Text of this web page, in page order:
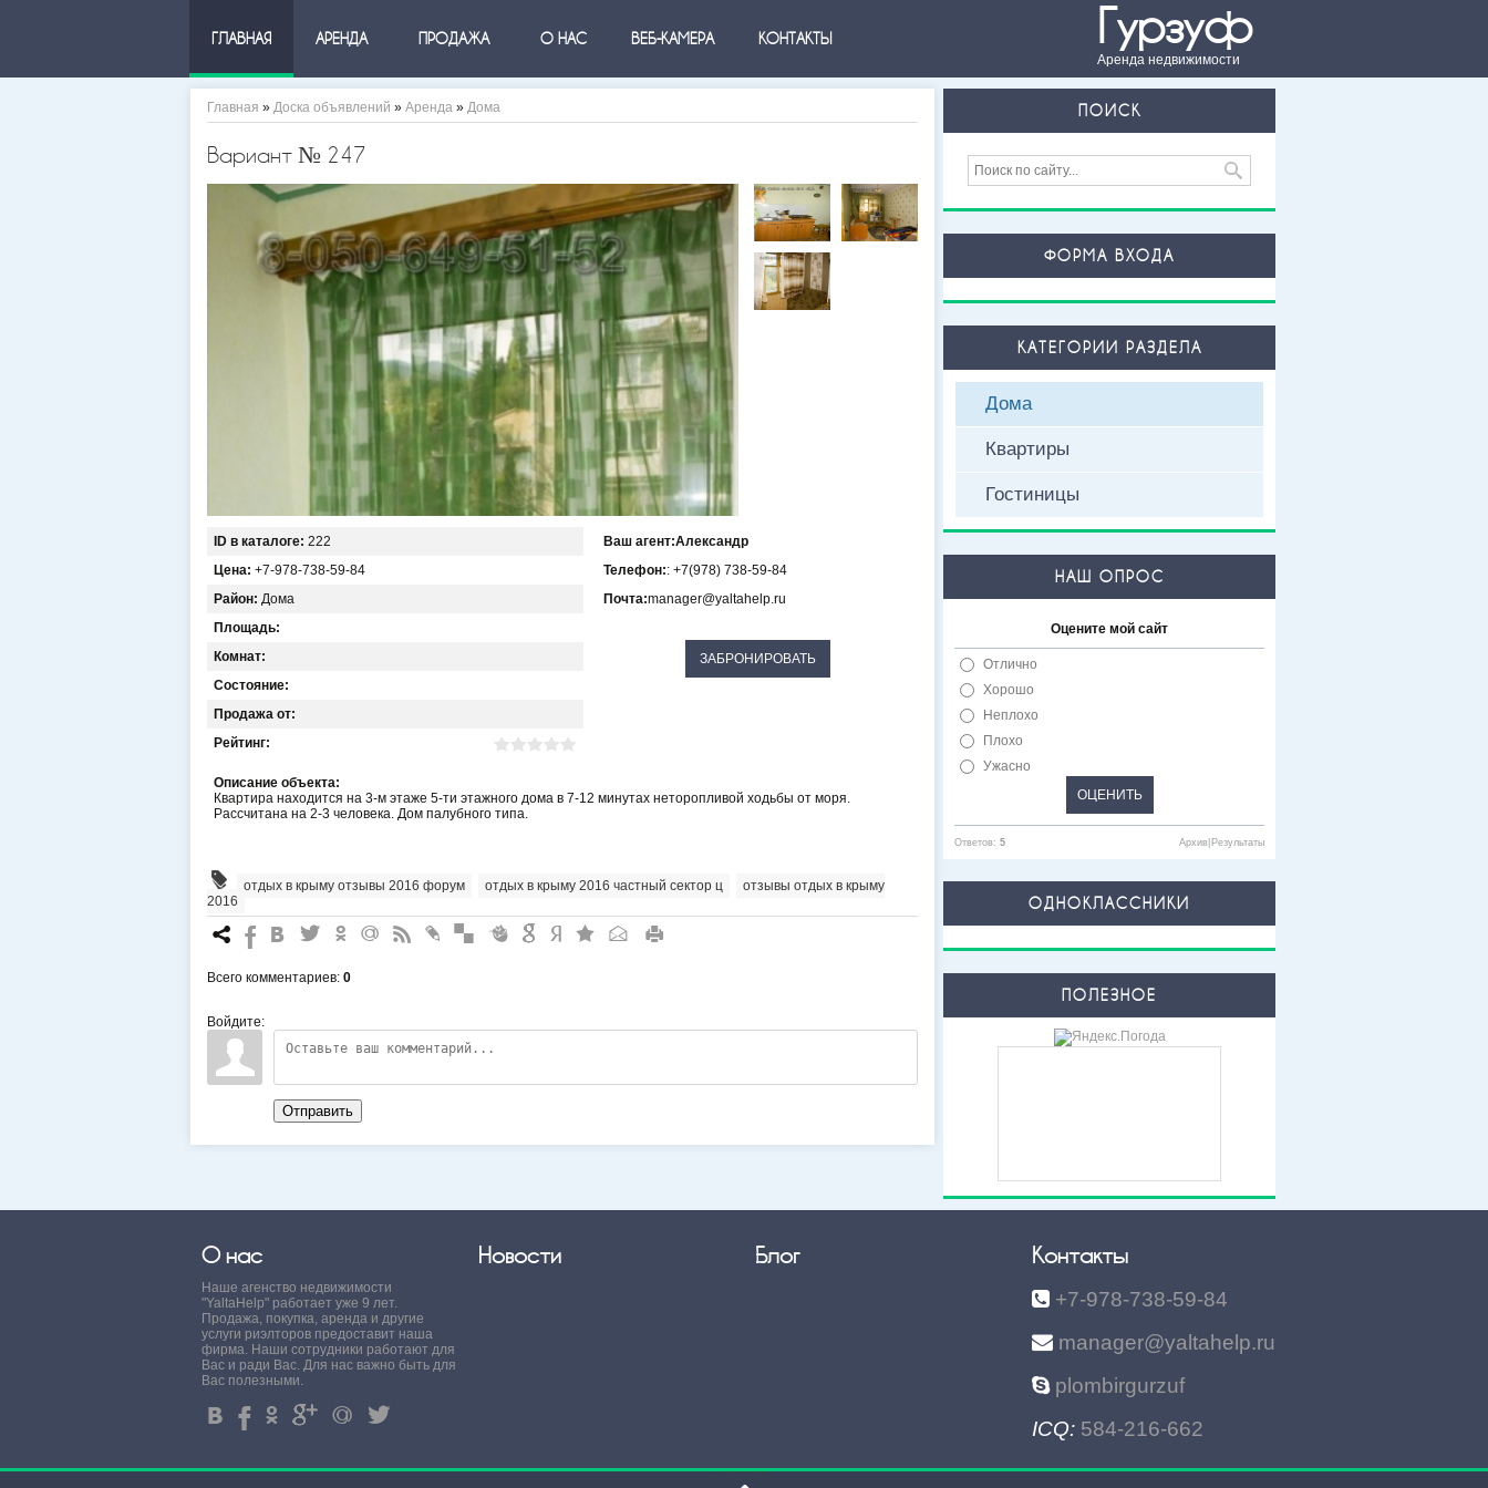
ГЛАВНАЯ АРЕНДА ПРОДАЖА О НАС ВЕБ-КАМЕРА КОНТАКТЫ Гурзуф
Аренда недвижимости
Главная » Доска объявлений » Аренда » Дома
Вариант № 247
ID в каталоге: 222
Цена: +7-978-738-59-84
Район: Дома
Площадь:
Комнат:
Состояние:
Продажа от:
Рейтинг:
Ваш агент:Александр
Телефон:: +7(978) 738-59-84
Почта:manager@yaltahelp.ru
Описание объекта:
Квартира находится на 3-м этаже 5-ти этажного дома в 7-12 минутах неторопливой ходьбы от моря.
Рассчитана на 2-3 человека. Дом палубного типа.
отдых в крыму отзывы 2016 форум отдых в крыму 2016 частный сектор ц
отзывы отдых в крыму
2016
7 % 4 3 . + 0 * # " & 6 Q P R
Всего комментариев: 0
Войдите:
Отправить
ПОИСК
ФОРМА ВХОДА
КАТЕГОРИИ РАЗДЕЛА
Дома
Квартиры
Гостиницы
НАШ ОПРОС
Оцените мой сайт
Отлично
Хорошо
Неплохо
Плохо
Ужасно
Ответов: 5 Результаты
Архив
ОДНОКЛАССНИКИ
ПОЛЕЗНОЕ
О нас
Наше агенство недвижимости
"YaltaHelp" работает уже 9 лет.
Продажа, покупка, аренда и другие
услуги риэлторов предоставит наша
фирма. Наши сотрудники работают для
Вас и ради Вас. Для нас важно быть для
Вас полезными.
4 % . ' + 3
Новости Блог Контакты
+7-978-738-59-84
manager@yaltahelp.ru
plombirgurzuf
ICQ: 584-216-662